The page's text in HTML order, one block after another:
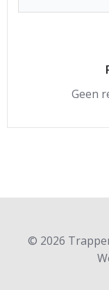
Geen
© 2026